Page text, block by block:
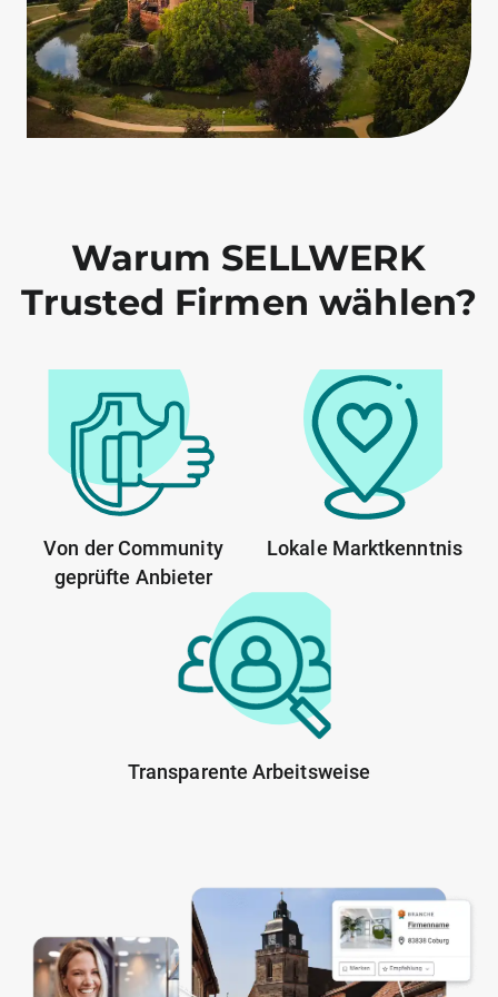
Warum SELLWERK
Trusted Firmen wählen?
Von der Community
geprüfte Anbieter
Lokale Marktkenntnis
Transparente Arbeitsweise